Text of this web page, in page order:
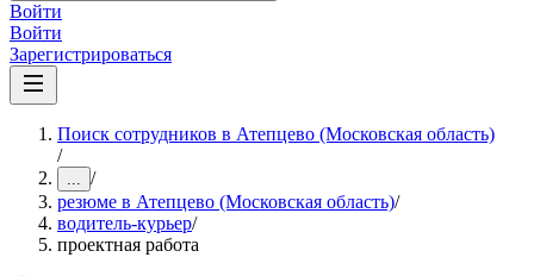
Войти
Войти
Зарегистрироваться
Поиск сотрудников в Атепцево (Московская область)
/
... /
резюме в Атепцево (Московская область)/
водитель-курьер/
проектная работа